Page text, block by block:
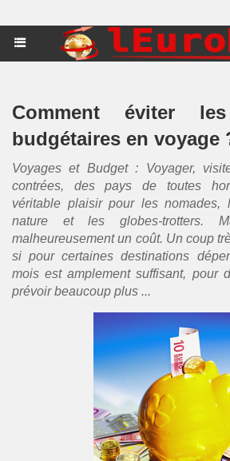
Comment éviter
budgétaires en voyage
Voyages et Budget : Voyager,
contrées, des pays de toutes
véritable plaisir pour les nomades,
nature et les globes-trotters.
malheureusement un coût. Un coup
si pour certaines destinations
mois est amplement suffisant, pour
prévoir beaucoup plus ...